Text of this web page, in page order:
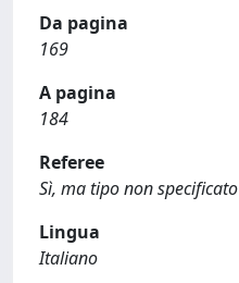
Da pagina
169
A pagina
184
Referee
Sì, ma tipo non specificato
Lingua
Italiano